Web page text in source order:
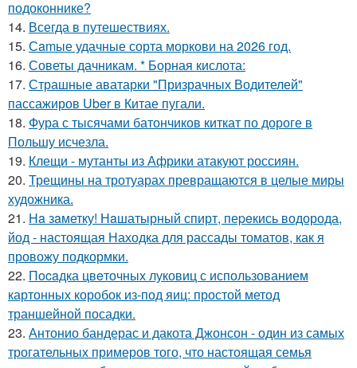
подоконнике?
14. Всегда в путешествиях.
15. Сamые удачные сорта моркови на 2026 год.
16. Советы дачникам. * Борная кислота:
17. Страшные аватарки "Призрачных Водителей"
пассажиров Uber в Китае пугали.
18. Фура с тысячами батончиков киткат по дороге в
Польшу исчезла.
19. Клещи - мутанты из Африки атакуют россиян.
20. Трещины на тротуарах превращаются в целые миры
художника.
21. Ha зaметку! Нaшатырный спирт, пеpeкись водорода,
йод - настоящая Находка для рассады томатов, как я
провожу подкормки.
22. Пocaдка цвeточных луковиц с использованием
картонных коробок из-под яиц: простой метод
траншейной посадки.
23. Антонио бандерас и дакота Джонсон - один из самых
трогательных примеров того, что настоящая семья